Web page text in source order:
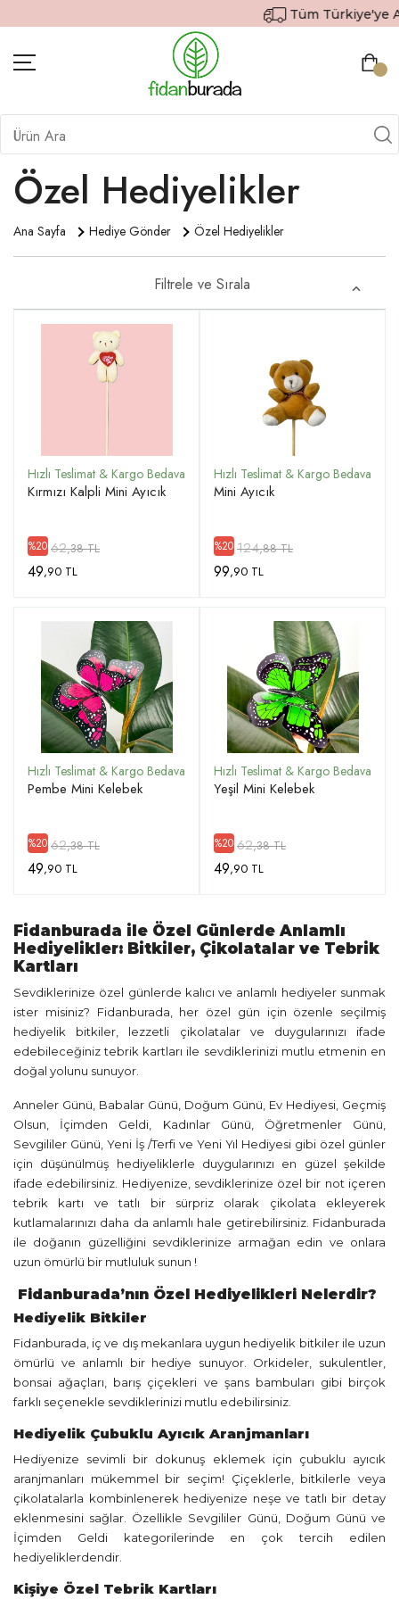
Tüm Türkiye'ye
BITKILER
İÇ MEKAN BITKILERI
DEKORATIF SAKSILI BITKILER
SAKSILAR
HEDIYE GÖNDER
TOPRAK & GÜBRE
Özel Hediyelikler
Ana Sayfa Hediye Gönder Özel Hediyelikler
Filtrele ve Sırala
Kırmızı Kalpli Mini Ayıcık
%20 62,38 TL
49,90 TL
Mini Ayıcık
%20 124,88 TL
99,90 TL
Pembe Mini Kelebek
%20 62,38 TL
49,90 TL
Yeşil Mini Kelebek
%20 62,38 TL
49,90 TL
Fidanburada ile Özel Günlerde Anlamlı
Hediyelikler: Bitkiler, Çikolatalar ve Tebrik
Kartları
Sevdiklerinize özel günlerde kalıcı ve anlamlı hediyeler sunmak
ister misiniz? Fidanburada, her özel gün için özenle seçilmiş
hediyelik bitkiler, lezzetli çikolatalar ve duygularınızı ifade
edebileceğiniz tebrik kartları ile sevdiklerinizi mutlu etmenin en
doğal yolunu sunuyor.
Anneler Günü, Babalar Günü, Doğum Günü, Ev Hediyesi, Geçmiş
Olsun, İçimden Geldi, Kadınlar Günü, Öğretmenler Günü,
Sevgililer Günü, Yeni İş /Terfi ve Yeni Yıl Hediyesi gibi özel günler
için düşünülmüş hediyeliklerle duygularınızı en güzel şekilde
ifade edebilirsiniz. Hediyenize, sevdiklerinize özel bir not içeren
tebrik kartı ve tatlı bir sürpriz olarak çikolata ekleyerek
kutlamalarınızı daha da anlamlı hale getirebilirsiniz. Fidanburada
ile doğanın güzelliğini sevdiklerinize armağan edin ve onlara
uzun ömürlü bir mutluluk sunun !
Fidanburada’nın Özel Hediyelikleri Nelerdir?
Hediyelik Bitkiler
Fidanburada, iç ve dış mekanlara uygun hediyelik bitkiler ile uzun
ömürlü ve anlamlı bir hediye sunuyor. Orkideler, sukulentler,
bonsai ağaçları, barış çiçekleri ve şans bambuları gibi birçok
farklı seçenekle sevdiklerinizi mutlu edebilirsiniz.
Hediyelik Çubuklu Ayıcık Aranjmanları
Hediyenize sevimli bir dokunuş eklemek için çubuklu ayıcık
aranjmanları mükemmel bir seçim! Çiçeklerle, bitkilerle veya
çikolatalarla kombinlenerek hediyenize neşe ve tatlı bir detay
eklenmesini sağlar. Özellikle Sevgililer Günü, Doğum Günü ve
İçimden Geldi kategorilerinde en çok tercih edilen
hediyeliklerdendir.
Kişiye Özel Tebrik Kartları